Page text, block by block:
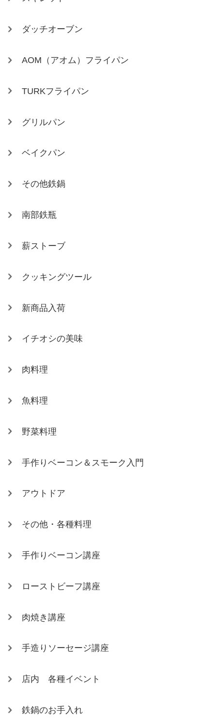
ダッチオーブン
AOM（アオム）フライパン
TURKフライパン
グリルパン
ベイクパン
その他鉄鍋
南部鉄瓶
薪ストーブ
クッキングツール
新商品入荷
イチオシの美味
肉料理
魚料理
野菜料理
手作りベーコン＆スモーク入門
アウトドア
その他・各種料理
手作りベーコン講座
ローストビーフ講座
肉焼き講座
手造りソーセージ講座
店内 各種イベント
鉄鍋のお手入れ